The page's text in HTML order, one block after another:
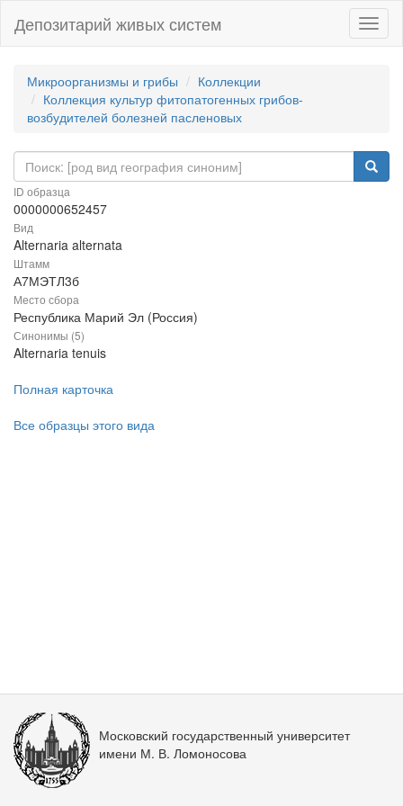
Депозитарий живых систем
Микроорганизмы и грибы
Коллекции
Коллекция культур фитопатогенных грибов-
возбудителей болезней пасленовых
ID образца
0000000652457
Вид
Alternaria alternata
Штамм
А7МЭТЛ3б
Место сбора
Республика Марий Эл (Россия)
Синонимы (5)
Alternaria tenuis
Полная карточка
Все образцы этого вида
Московский государственный университет
имени М. В. Ломоносова